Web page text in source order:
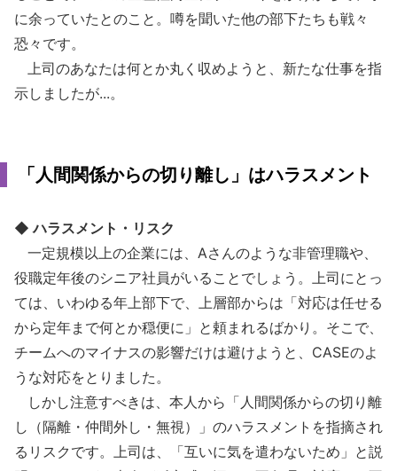
に余っていたとのこと。噂を聞いた他の部下たちも戦々
恐々です。
上司のあなたは何とか丸く収めようと、新たな仕事を指
示しましたが...。
「人間関係からの切り離し」はハラスメント
◆ ハラスメント・リスク
一定規模以上の企業には、Aさんのような非管理職や、
役職定年後のシニア社員がいることでしょう。上司にとっ
ては、いわゆる年上部下で、上層部からは「対応は任せる
から定年まで何とか穏便に」と頼まれるばかり。そこで、
チームへのマイナスの影響だけは避けようと、CASEのよ
うな対応をとりました。
しかし注意すべきは、本人から「人間関係からの切り離
し（隔離・仲間外し・無視）」のハラスメントを指摘され
るリスクです。上司は、「互いに気を遣わないため」と説